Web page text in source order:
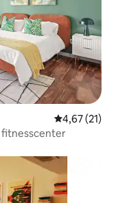
4,67 ud af 5
4,67 (21)
fitnesscenter